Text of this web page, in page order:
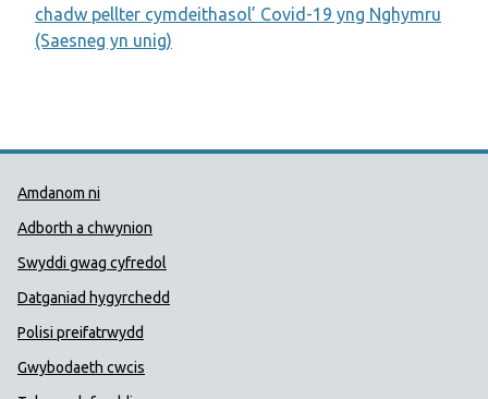
chadw pellter cymdeithasol’ Covid-19 yng Nghymru
(Saesneg yn unig)
Dolenni Cymorth Iechyd
Amdanom ni
Adborth a chwynion
Swyddi gwag cyfredol
Datganiad hygyrchedd
Polisi preifatrwydd
Gwybodaeth cwcis